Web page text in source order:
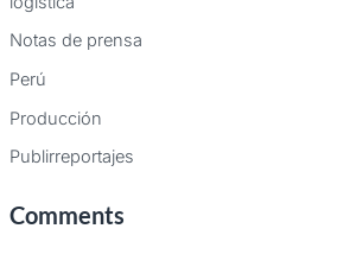
Notas de prensa
Perú
Producción
Publirreportajes
Comments